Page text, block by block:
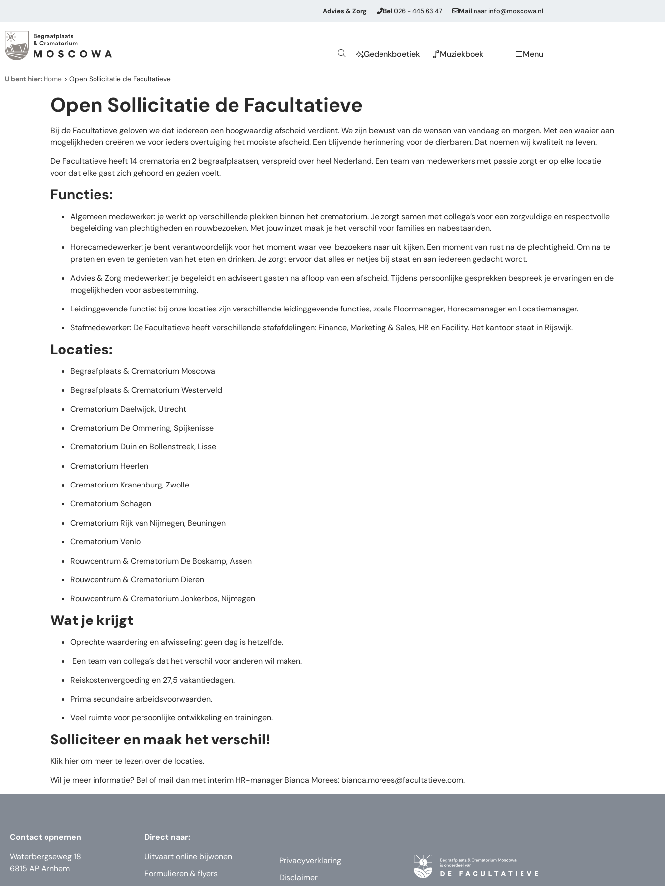
Advies & Zorg Bel026 - 445 63 47 Mail naarinfo@moscowa.nl
Gedenkboetiek Muziekboek Menu
U bent hier: Home > Open Sollicitatie de Facultatieve
Open Sollicitatie de Facultatieve
Bij de Facultatieve geloven we dat iedereen een hoogwaardig afscheid verdient. We zijn bewust van de wensen van vandaag en morgen. Met een waaier aan
mogelijkheden creëren we voor ieders overtuiging het mooiste afscheid. Een blijvende herinnering voor de dierbaren. Dat noemen wij kwaliteit na leven.
De Facultatieve heeft 14 crematoria en 2 begraafplaatsen, verspreid over heel Nederland. Een team van medewerkers met passie zorgt er op elke locatie
voor dat elke gast zich gehoord en gezien voelt.
Functies:
Algemeen medewerker: je werkt op verschillende plekken binnen het crematorium. Je zorgt samen met collega’s voor een zorgvuldige en respectvolle
begeleiding van plechtigheden en rouwbezoeken. Met jouw inzet maak je het verschil voor families en nabestaanden.
Horecamedewerker: je bent verantwoordelijk voor het moment waar veel bezoekers naar uit kijken. Een moment van rust na de plechtigheid. Om na te
praten en even te genieten van het eten en drinken. Je zorgt ervoor dat alles er netjes bij staat en aan iedereen gedacht wordt.
Advies & Zorg medewerker: je begeleidt en adviseert gasten na afloop van een afscheid. Tijdens persoonlijke gesprekken bespreek je ervaringen en de
mogelijkheden voor asbestemming.
Leidinggevende functie: bij onze locaties zijn verschillende leidinggevende functies, zoals Floormanager, Horecamanager en Locatiemanager.
Stafmedewerker: De Facultatieve heeft verschillende stafafdelingen: Finance, Marketing & Sales, HR en Facility. Het kantoor staat in Rijswijk.
Locaties:
Begraafplaats & Crematorium Moscowa
Begraafplaats & Crematorium Westerveld
Crematorium Daelwijck, Utrecht
Crematorium De Ommering, Spijkenisse
Crematorium Duin en Bollenstreek, Lisse
Crematorium Heerlen
Crematorium Kranenburg, Zwolle
Crematorium Schagen
Crematorium Rijk van Nijmegen, Beuningen
Crematorium Venlo
Rouwcentrum & Crematorium De Boskamp, Assen
Rouwcentrum & Crematorium Dieren
Rouwcentrum & Crematorium Jonkerbos, Nijmegen
Wat je krijgt
Oprechte waardering en afwisseling: geen dag is hetzelfde.
Een team van collega’s dat het verschil voor anderen wil maken.
Reiskostenvergoeding en 27,5 vakantiedagen.
Prima secundaire arbeidsvoorwaarden.
Veel ruimte voor persoonlijke ontwikkeling en trainingen.
Solliciteer en maak het verschil!
Klik hier om meer te lezen over de locaties.
Wil je meer informatie? Bel of mail dan met interim HR-manager Bianca Morees: bianca.morees@facultatieve.com.
Contact opnemen
Waterbergseweg 18
6815 AP Arnhem
Direct naar:
Uitvaart online bijwonen
Formulieren & flyers
Privacyverklaring
Disclaimer